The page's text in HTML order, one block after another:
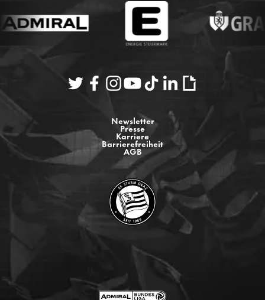
Newsletter
Presse
Karriere
Barrierefreiheit
AGB